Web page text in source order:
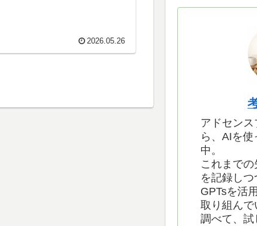
2026.05.26
アドセン
ら、AIを
中。
これまで
を記録し
GPTsを活
取り組んで
調べて、試